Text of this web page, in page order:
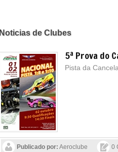
Noticias de Clubes
5ª Prova do
Pista da
Publicado por: Aeroclube 0